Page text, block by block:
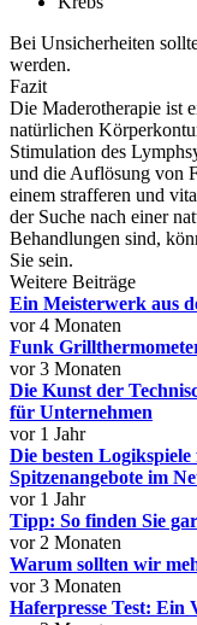
Bei Unsicherheiten
werden.
Fazit
Die Maderotherapie ist
natürlichen
Stimulation des
und die Auflösung von
einem strafferen und
der Suche nach einer
Behandlungen sind,
Sie sein.
Weitere Beiträge
Ein Meisterwerk aus
vor 4 Monaten
Funk
vor 3 Monaten
Die Kunst der
für Unternehmen
vor 1 Jahr
Die besten
Spitzenangebote im
vor 1 Jahr
Tipp: So finden Sie
vor 2 Monaten
Warum sollten wir
vor 3 Monaten
Haferpresse Test: Ein